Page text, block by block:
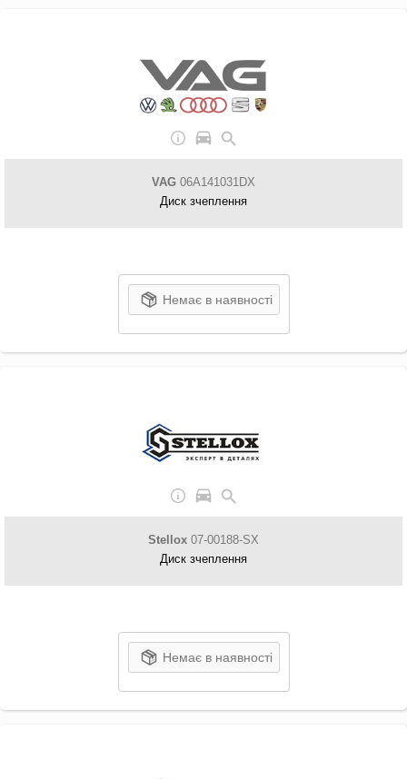
VAG 06A141031DX
Диск зчеплення
Немає в наявності
Stellox 07-00188-SX
Диск зчеплення
Немає в наявності